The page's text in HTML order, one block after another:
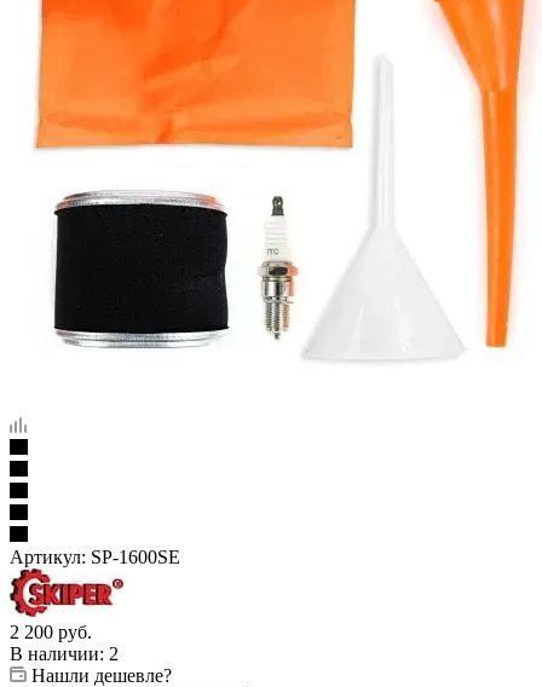
Артикул: SP-1600SE
2 200 руб.
В наличии: 2
Нашли дешевле?